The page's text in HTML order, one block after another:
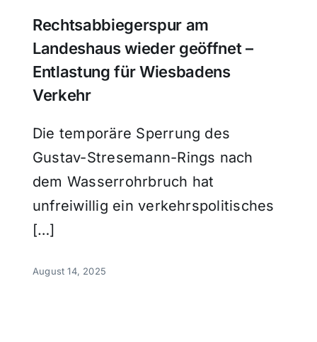
Rechtsabbiegerspur am
Landeshaus wieder geöffnet –
Entlastung für Wiesbadens
Verkehr
Die temporäre Sperrung des
Gustav-Stresemann-Rings nach
dem Wasserrohrbruch hat
unfreiwillig ein verkehrspolitisches
[…]
August 14, 2025